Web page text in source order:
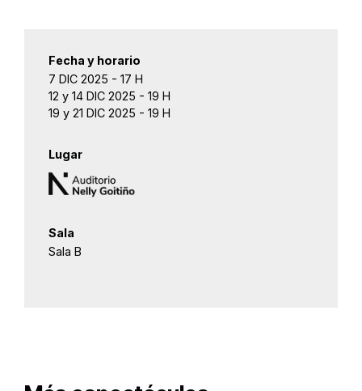
Fecha y horario
7 DIC 2025 - 17 H
12 y 14 DIC 2025 - 19 H
19 y 21 DIC 2025 - 19 H
Lugar
Sala
Sala B